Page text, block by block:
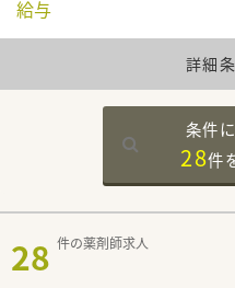
給与
詳細
条件
28件
28 件の薬剤師求人